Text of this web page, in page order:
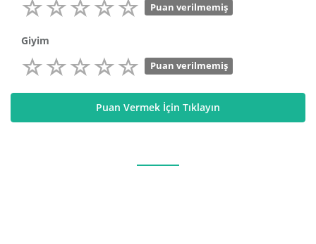
Puan verilmemiş
Giyim
Puan verilmemiş
Puan Vermek İçin Tıklayın